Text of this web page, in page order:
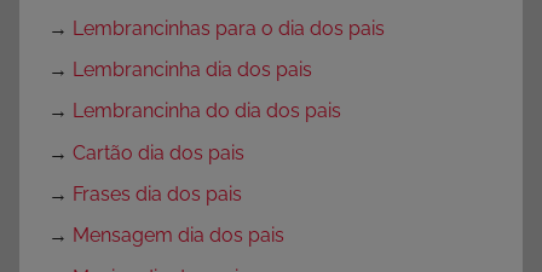
→ Lembrancinhas para o dia dos pais
→ Lembrancinha dia dos pais
→ Lembrancinha do dia dos pais
→ Cartão dia dos pais
→ Frases dia dos pais
→ Mensagem dia dos pais